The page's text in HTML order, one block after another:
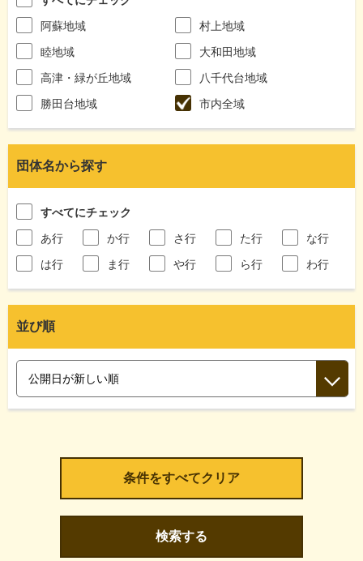
阿蘇地域
村上地域
睦地域
大和田地域
高津・緑が丘地域
八千代台地域
勝田台地域
市内全域
団体名から探す
すべてにチェック
あ行
か行 さ行 た行
な行
は行
ま行 や行 ら行 わ行
並び順
検索する